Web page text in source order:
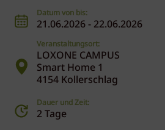
Datum von bis:
21.06.2026 - 22.06.2026
Veranstaltungsort:
LOXONE CAMPUS
Smart Home 1
4154 Kollerschlag
Dauer und Zeit:
2 Tage